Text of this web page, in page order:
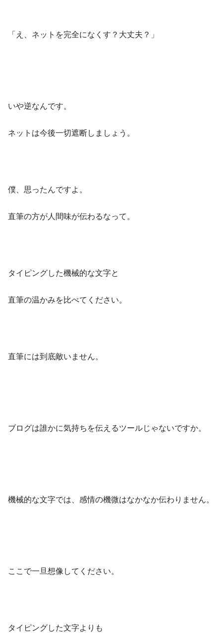
「え、ネットを完全になくす？大丈夫？」
いや逆なんです。
ネットは今後一切遮断しましょう。
僕、思ったんですよ。
直筆の方が人間味が伝わるなって。
タイピングした機械的な文字と
直筆の温かみを比べてください。
直筆には到底敵いません。
ブログは誰かに気持ちを伝えるツールじゃないですか。
機械的な文字では、感情の機微はなかなか伝わりません。
ここで一旦想像してください。
タイピングした文字よりも